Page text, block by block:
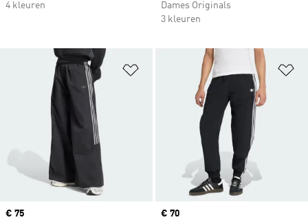
4 kleuren
Dames Originals
3 kleuren
Op verlanglijst zetten
Price
€ 75
Price
€ 70